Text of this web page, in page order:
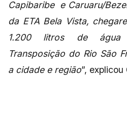
Capibaribe e Caruaru/
da ETA Bela Vista,
1.200 litros de
Transposição do Rio São
a cidade e região”, explicou